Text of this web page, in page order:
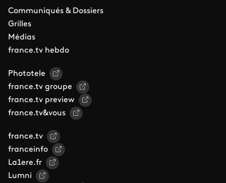
Communiqués & Dossiers
Grilles
Médias
france.tv hebdo
Phototele
france.tv groupe
france.tv preview
france.tv&vous
france.tv
franceinfo
La1ere.fr
Lumni